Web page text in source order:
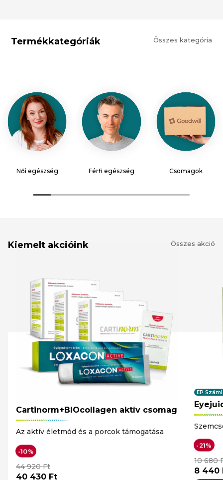
Termékkategóriák Összes kategória
Női egészség Férfi egészség Csomagok
Kiemelt akcióink Összes akció
Cartinorm+BIOcollagen aktív csomag
Az aktív életmód és a porcok támogatása
-10%
44 920Ft
40 430 Ft
EP
-21%
10 680
8 440